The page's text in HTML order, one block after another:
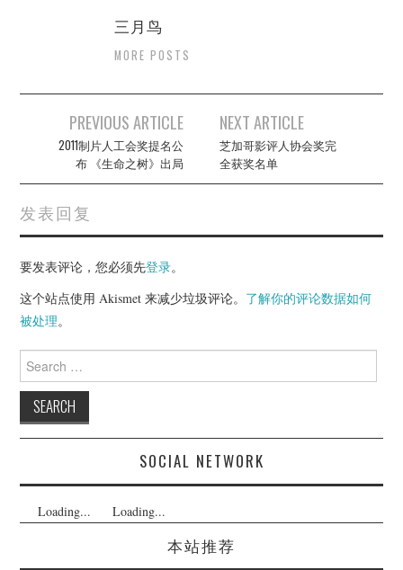
三月鸟
MORE POSTS
navigation
PREVIOUS ARTICLE
2011制片人工会奖提名公
布 《生命之树》出局
NEXT ARTICLE
芝加哥影评人协会奖完
全获奖名单
发表回复
要发表评论，您必须先登录。
这个站点使用 Akismet 来减少垃圾评论。 了解你的评论数据如何
被处理。
for:
SOCIAL NETWORK
Loading... Loading...
本站推荐